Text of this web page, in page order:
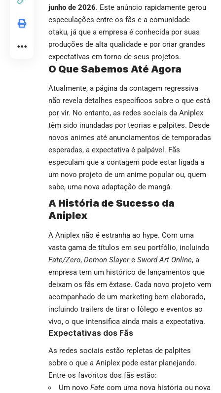
junho de 2026. Este anúncio rapidamente gerou
especulações entre os fãs e a comunidade
otaku, já que a empresa é conhecida por suas
produções de alta qualidade e por criar grandes
expectativas em torno de seus projetos.
O Que Sabemos Até Agora
Atualmente, a página da contagem regressiva
não revela detalhes específicos sobre o que está
por vir. No entanto, as redes sociais da Aniplex
têm sido inundadas por teorias e palpites. Desde
novos animes até anunciamentos de temporadas
esperadas, a expectativa é palpável. Fãs
especulam que a contagem pode estar ligada a
um novo projeto de um anime popular ou, quem
sabe, uma nova adaptação de mangá.
A História de Sucesso da
Aniplex
A Aniplex não é estranha ao hype. Com uma
vasta gama de títulos em seu portfólio, incluindo
Fate/Zero, Demon Slayere Sword Art Online, a
empresa tem um histórico de lançamentos que
deixam os fãs em êxtase. Cada novo projeto vem
acompanhado de um marketing bem elaborado,
incluindo trailers de tirar o fôlego e eventos ao
vivo, o que intensifica ainda mais a expectativa.
Expectativas dos Fãs
As redes sociais estão repletas de palpites
sobre o que a Aniplex pode estar planejando.
Entre os favoritos dos fãs estão:
Um novo Fate com uma nova história ou nova